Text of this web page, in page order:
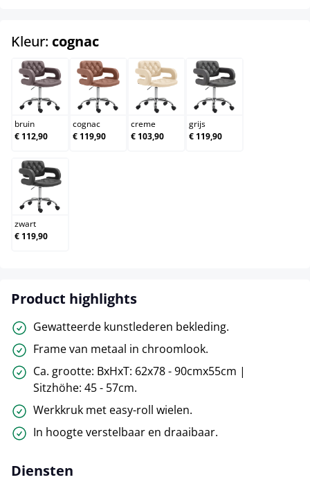
Kleur: cognacselect
bruin
bruin
€ 112,90
cognac
cognac
€ 119,90
creme
creme
€ 103,90
grijs
grijs
€ 119,90
zwart
zwart
€ 119,90
Product highlights
Gewatteerde kunstlederen bekleding.
Frame van metaal in chroomlook.
Ca. grootte: BxHxT: 62x78 - 90cmx55cm |
Sitzhöhe: 45 - 57cm.
Werkkruk met easy-roll wielen.
In hoogte verstelbaar en draaibaar.
Diensten